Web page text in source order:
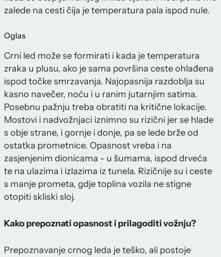
zalede na cesti čija je temperatura pala ispod nule.
Oglas
Crni led može se formirati i kada je temperatura
zraka u plusu, ako je sama površina ceste ohlađena
ispod točke smrzavanja. Najopasnija razdoblja su
kasno navečer, noću i u ranim jutarnjim satima.
Posebnu pažnju treba obratiti na kritične lokacije.
Mostovi i nadvožnjaci iznimno su rizični jer se hlade
s obje strane, i gornje i donje, pa se lede brže od
ostatka prometnice. Opasnost vreba i na
zasjenjenim dionicama - u šumama, ispod drveća
te na ulazima i izlazima iz tunela. Rizičnije su i ceste
s manje prometa, gdje toplina vozila ne stigne
otopiti skliski sloj.
Kako prepoznati opasnost i prilagoditi vožnju?
Prepoznavanje crnog leda je teško, ali postoje